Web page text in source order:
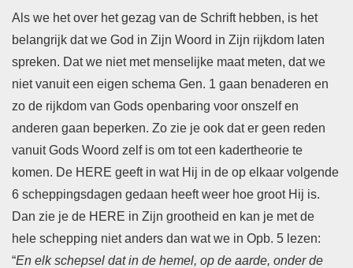
Als we het over het gezag van de Schrift hebben, is het
belangrijk dat we God in Zijn Woord in Zijn rijkdom laten
spreken. Dat we niet met menselijke maat meten, dat we
niet vanuit een eigen schema Gen. 1 gaan benaderen en
zo de rijkdom van Gods openbaring voor onszelf en
anderen gaan beperken. Zo zie je ook dat er geen reden
vanuit Gods Woord zelf is om tot een kadertheorie te
komen. De HERE geeft in wat Hij in de op elkaar volgende
6 scheppingsdagen gedaan heeft weer hoe groot Hij is.
Dan zie je de HERE in Zijn grootheid en kan je met de
hele schepping niet anders dan wat we in Opb. 5 lezen:
“En elk schepsel dat in de hemel, op de aarde, onder de